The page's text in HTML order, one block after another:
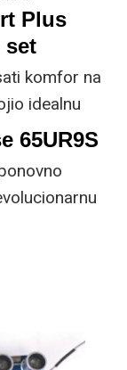
Plus
set
komfor na
idealnu
naprednim
65UR9S